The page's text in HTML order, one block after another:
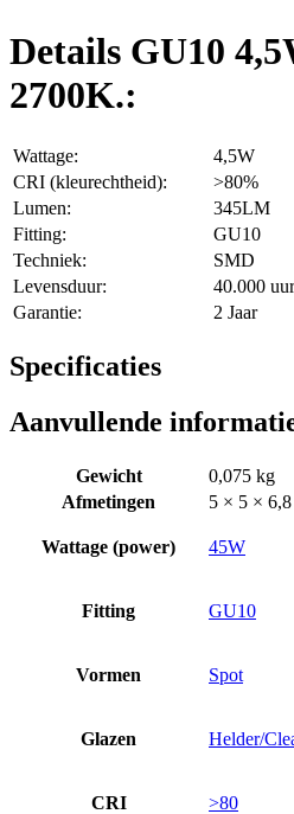
Details GU10
2700K.:
Wattage: 4,5W
CRI (kleurechtheid):
>80%
Lumen:
345LM
Fitting:
GU10
Techniek:
SMD
Levensduur:
40.000 uur
Garantie:
2 Jaar
Specificaties
Aanvullende
Gewicht
0,075 kg
Afmetingen
5 × 5 ×
Wattage (power) 45W
Fitting GU10
Vormen Spot
Glazen Helder/
CRI >80